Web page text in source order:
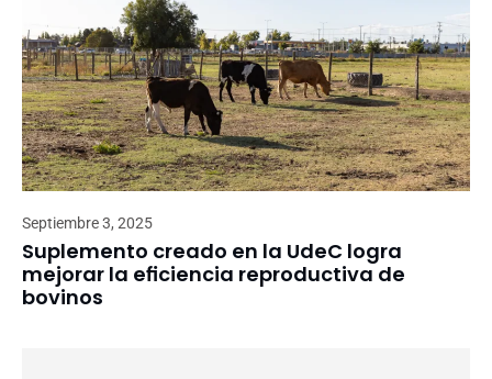
Septiembre 3, 2025
Suplemento creado en la UdeC logra
mejorar la eficiencia reproductiva de
bovinos